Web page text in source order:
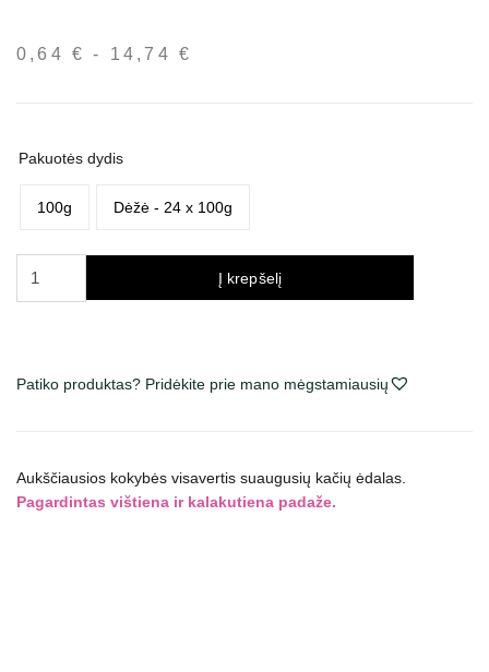
0,64 € - 14,74€
Pakuotės dydis
100g Dėžė - 24 x 100g
katėms
Į krepšelį
Patiko produktas? Pridėkite prie mano mėgstamiausių
Aukščiausios kokybės visavertis suaugusių kačių ėdalas.
Pagardintas vištiena ir kalakutiena padaže.